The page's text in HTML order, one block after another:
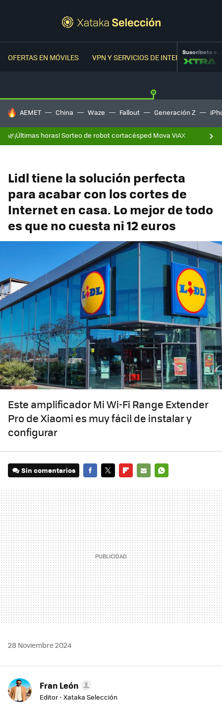
OFERTAS EN MÓVILES VPN Y SERVICIOS DE INTERNETSuscríbete a
HOY SE HABLA DE
AEMET China Waze Fallout Generación Z
🌿¡Últimas horas! Sorteo de robot cortacésped Mova ViAX
Lidl tiene la solución perfecta
para acabar con los cortes de
Internet en casa. Lo mejor de todo
es que no cuesta ni 12 euros
Este amplificador Mi Wi-Fi Range Extender
Pro de Xiaomi es muy fácil de instalar y
configurar
Sin comentarios
MAIL
28 Noviembre 2024
Fran León
Editor - Xataka Selección